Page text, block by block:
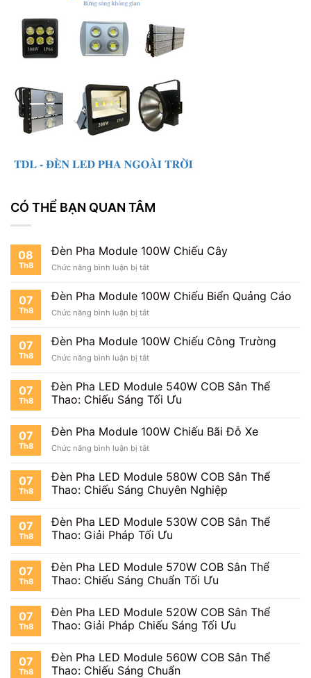
CÓ THỂ BẠN QUAN TÂM
08
Th8
Đèn Pha Module 100W Chiếu Cây
Chức năng bình luận bị tắtở
Pha
Module
100W
Cây
07
Th8
Đèn Pha Module 100W Chiếu Biển Quảng Cáo
Chức năng bình luận bị tắtở
Pha
Module
100W
Biển
Quảng
Cáo
07
Th8
Đèn Pha Module 100W Chiếu Công Trường
Chức năng bình luận bị tắtở
Pha
Module
100W
Công
07
Th8
Đèn Pha LED Module 540W COB Sân Thể
Thao: Chiếu Sáng Tối Ưu
07
Th8
Đèn Pha Module 100W Chiếu Bãi Đỗ Xe
Chức năng bình luận bị tắtở
Pha
Module
100W
Bãi
Đỗ
Xe
07
Th8
Đèn Pha LED Module 580W COB Sân Thể
Thao: Chiếu Sáng Chuyên Nghiệp
07
Th8
Đèn Pha LED Module 530W COB Sân Thể
Thao: Giải Pháp Tối Ưu
07
Th8
Đèn Pha LED Module 570W COB Sân Thể
Thao: Chiếu Sáng Chuẩn Tối Ưu
07
Th8
Đèn Pha LED Module 520W COB Sân Thể
Thao: Giải Pháp Chiếu Sáng Tối Ưu
07
Th8
Đèn Pha LED Module 560W COB Sân Thể
Thao: Chiếu Sáng Chuẩn